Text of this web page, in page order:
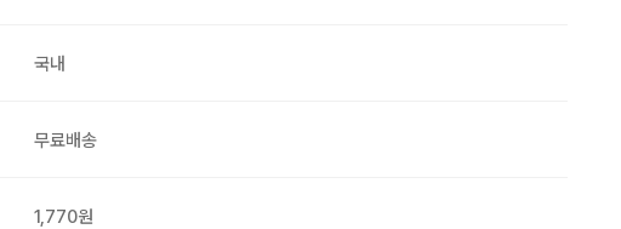
국내
무료배송
1,770원